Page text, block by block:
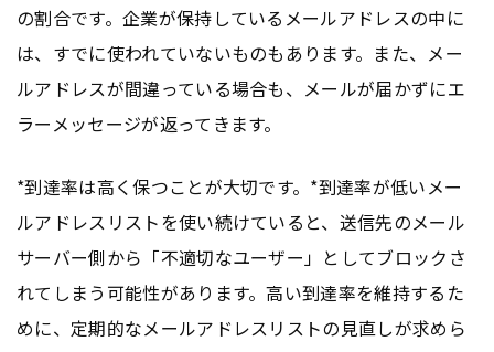
の割合です。企業が保持しているメールアドレスの中に
は、すでに使われていないものもあります。また、メー
ルアドレスが間違っている場合も、メールが届かずにエ
ラーメッセージが返ってきます。
*到達率は高く保つことが大切です。*到達率が低いメー
ルアドレスリストを使い続けていると、送信先のメール
サーバー側から「不適切なユーザー」としてブロックさ
れてしまう可能性があります。高い到達率を維持するた
めに、定期的なメールアドレスリストの見直しが求めら